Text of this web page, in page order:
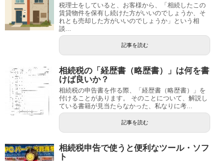
税理士をしていると、お客様から、「相続したこの
賃貸物件を保有し続けた方がいいのでしょうか、そ
れとも売却した方がいいのでしょうか」という相
談...
記事を読む
相続税の「経歴書（略歴書）」は何を書
けば良いか？
相続税の申告書を作る際、「経歴書（略歴書）」を
付けることがあります。 そのことについて、解説し
ている書籍が見当たらなかった、私なりに考...
記事を読む
相続税申告で使うと便利なツール・ソフ
ト